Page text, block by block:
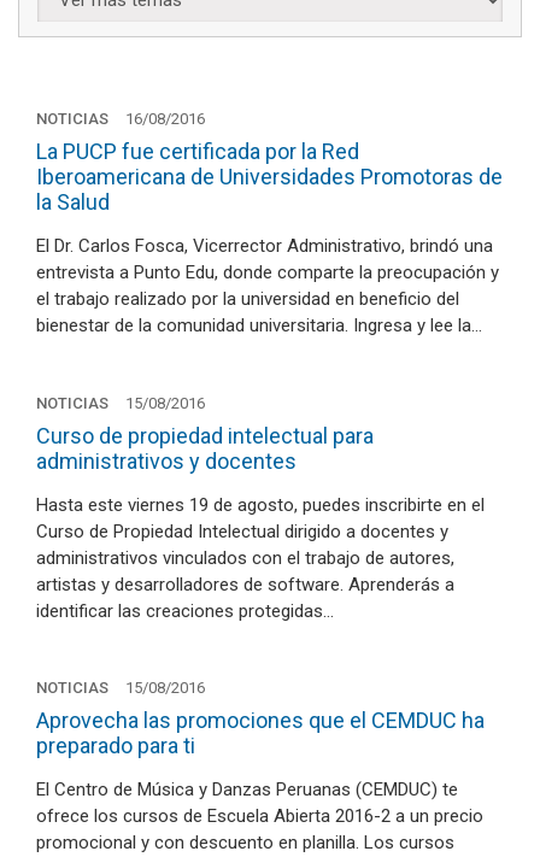
NOTICIAS 16/08/2016
La PUCP fue certificada por la Red
Iberoamericana de Universidades Promotoras de
la Salud
El Dr. Carlos Fosca, Vicerrector Administrativo, brindó una
entrevista a Punto Edu, donde comparte la preocupación y
el trabajo realizado por la universidad en beneficio del
bienestar de la comunidad universitaria. Ingresa y lee la…
NOTICIAS 15/08/2016
Curso de propiedad intelectual para
administrativos y docentes
Hasta este viernes 19 de agosto, puedes inscribirte en el
Curso de Propiedad Intelectual dirigido a docentes y
administrativos vinculados con el trabajo de autores,
artistas y desarrolladores de software. Aprenderás a
identificar las creaciones protegidas…
NOTICIAS 15/08/2016
Aprovecha las promociones que el CEMDUC ha
preparado para ti
El Centro de Música y Danzas Peruanas (CEMDUC) te
ofrece los cursos de Escuela Abierta 2016-2 a un precio
promocional y con descuento en planilla. Los cursos